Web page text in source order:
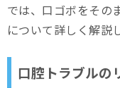
では、口ゴボをその
について詳しく解説
口腔トラブルの